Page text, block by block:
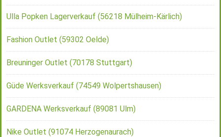
Ulla Popken Lagerverkauf (56218 Mülheim-Kärlich)
Fashion Outlet (59302 Oelde)
Breuninger Outlet (70178 Stuttgart)
Güde Werksverkauf (74549 Wolpertshausen)
GARDENA Werksverkauf (89081 Ulm)
Nike Outlet (91074 Herzogenaurach)